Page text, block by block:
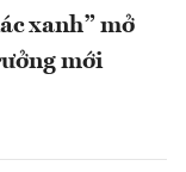
xanh” mở
mới